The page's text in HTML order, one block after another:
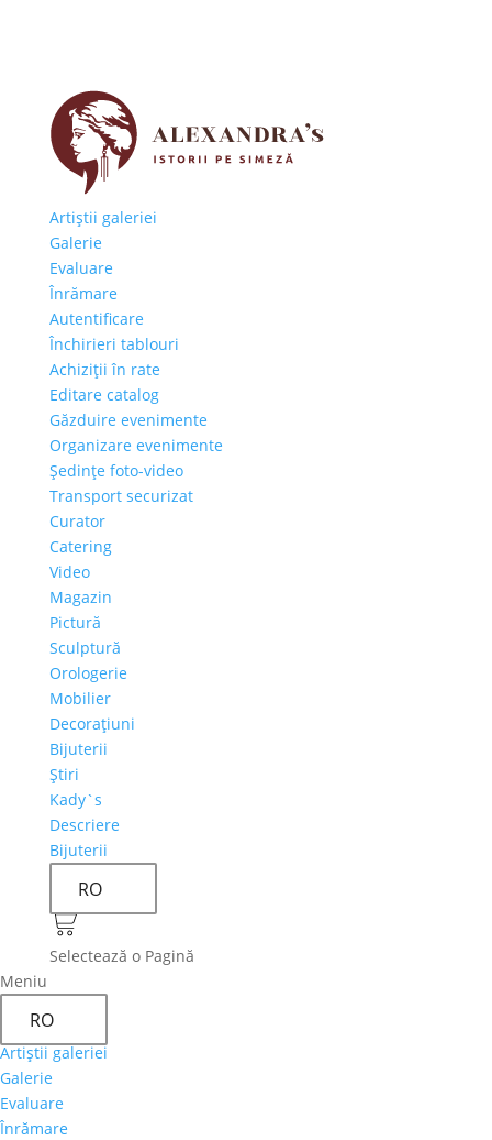
Artiştii galeriei
Galerie
Evaluare
Înrămare
Autentificare
Închirieri tablouri
Achiziţii în rate
Editare catalog
Găzduire evenimente
Organizare evenimente
Şedinţe foto-video
Transport securizat
Curator
Catering
Video
Magazin
Pictură
Sculptură
Orologerie
Mobilier
Decoraţiuni
Bijuterii
Ştiri
Kady`s
Descriere
Bijuterii
RO
Selectează o Pagină
Meniu
RO
Artiştii galeriei
Galerie
Evaluare
Înrămare